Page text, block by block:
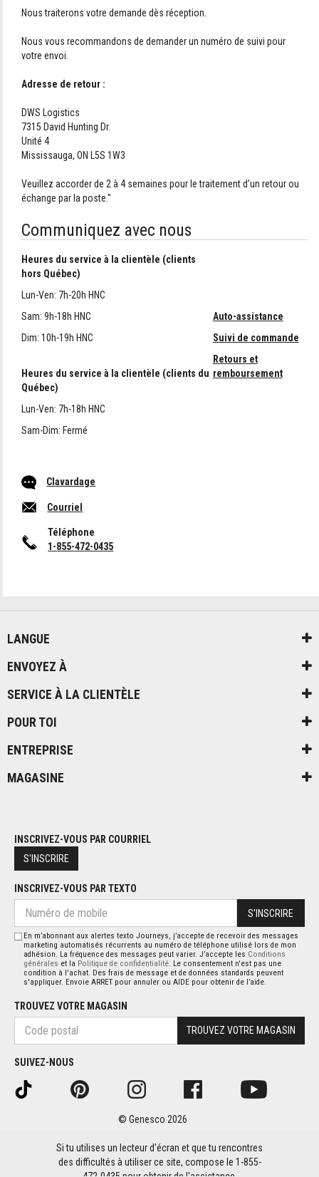
Nous traiterons votre demande dès réception.
Nous vous recommandons de demander un numéro de suivi pour
votre envoi.
Adresse de retour :
DWS Logistics
7315 David Hunting Dr.
Unité 4
Mississauga, ON L5S 1W3
Veuillez accorder de 2 à 4 semaines pour le traitement d’un retour ou
échange par la poste."
Communiquez avec nous
Heures du service à la clientèle (clients
hors Québec)
Lun-Ven: 7h-20h HNC
Sam: 9h-18h HNC
Dim: 10h-19h HNC
Heures du service à la clientèle (clients du
Québec)
Lun-Ven: 7h-18h HNC
Sam-Dim: Fermé
Auto-assistance
Suivi de commande
Retours et
remboursement
Clavardage
Courriel
Téléphone
1-855-472-0435
LANGUE
ENVOYEZ À
SERVICE À LA CLIENTÈLE
POUR TOI
ENTREPRISE
MAGASINE
INSCRIVEZ-VOUS PAR COURRIEL
S'INSCRIRE
INSCRIVEZ-VOUS PAR TEXTO
S'INSCRIRE
En m’abonnant aux alertes texto Journeys, j’accepte de recevoir des messages
marketing automatisés récurrents au numéro de téléphone utilisé lors de mon
adhésion. La fréquence des messages peut varier. J’accepte les Conditions
générales et la Politique de confidentialité. Le consentement n'est pas une
condition à l'achat. Des frais de message et de données standards peuvent
s'appliquer. Envoie ARRET pour annuler ou AIDE pour obtenir de l’aide.
TROUVEZ VOTRE MAGASIN
TROUVEZ VOTRE MAGASIN
SUIVEZ-NOUS
© Genesco 2026
Si tu utilises un lecteur d'écran et que tu rencontres
des difficultés à utiliser ce site, compose le 1-855-